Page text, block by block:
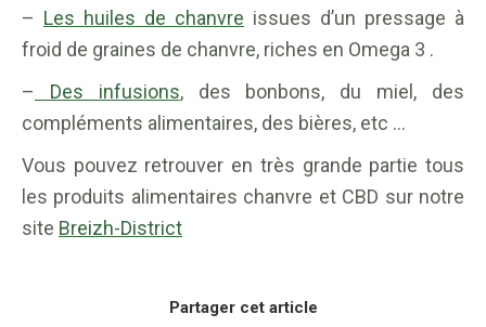
– Les huiles de chanvre issues d’un pressage à
froid de graines de chanvre, riches en Omega 3 .
– Des infusions, des bonbons, du miel, des
compléments alimentaires, des bières, etc …
Vous pouvez retrouver en très grande partie tous
les produits alimentaires chanvre et CBD sur notre
site Breizh-District
Partager cet article